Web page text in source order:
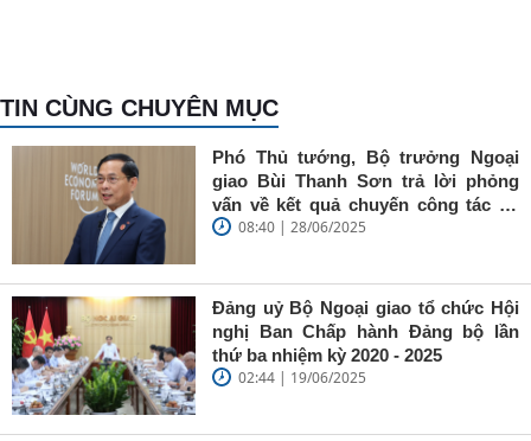
TIN CÙNG CHUYÊN MỤC
Phó Thủ tướng, Bộ trưởng Ngoại
giao Bùi Thanh Sơn trả lời phỏng
vấn về kết quả chuyến công tác tại
Trung Quốc của Thủ tướng Chính
08:40 | 28/06/2025
Đảng uỷ Bộ Ngoại giao tổ chức Hội
nghị Ban Chấp hành Đảng bộ lần
thứ ba nhiệm kỳ 2020 - 2025
02:44 | 19/06/2025